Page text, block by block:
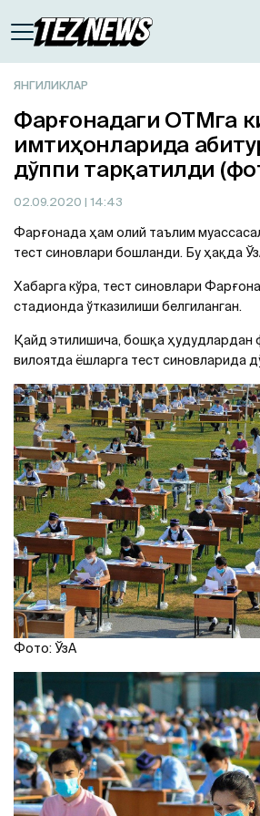
ЯНГИЛИКЛАР
Фарғонадаги ОТМга
имтиҳонларида
дўппи тарқатилди
02.09.2020 | 14:43
Фарғонада ҳам олий таълим
тест синовлари бошланди. Бу ҳақда
Хабарга кўра, тест синовлари
стадионда ўтказилиши белгиланган.
Қайд этилишича, бошқа ҳудудлардан
вилоятда ёшларга тест синовларида
Фото: ЎзA